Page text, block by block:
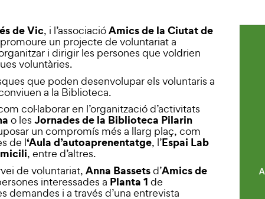
de Vic, i l’associacióAmics de la Ciutat de
un projecte de voluntariat a
i dirigir les persones que voldrien
voluntàries.
que poden desenvolupar els voluntaris a
a la Biblioteca.
col·laborar en l’organització d’activitats
o les Jornades de la Biblioteca Pilarin
un compromís més a llarg plaç, com
de l‘Aula d’autoaprenentatge, l’Espai Lab
, entre d’altres.
de voluntariat, Anna Bassetsd’Amics de
interessades a Planta 1 de
demandes i a través d’una entrevista